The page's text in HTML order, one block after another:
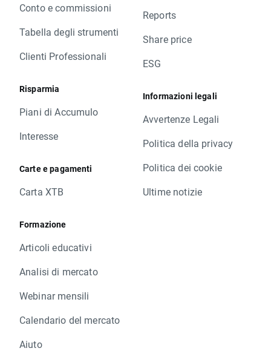
Conto e commissioni
Tabella degli strumenti
Clienti Professionali
Risparmia
Piani di Accumulo
Interesse
Carte e pagamenti
Carta XTB
Formazione
Articoli educativi
Analisi di mercato
Webinar mensili
Calendario del mercato
Aiuto
Reports
Share price
ESG
Informazioni legali
Avvertenze Legali
Politica della privacy
Politica dei cookie
Ultime notizie